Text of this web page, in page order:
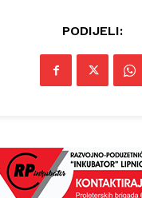
PODIJELI: